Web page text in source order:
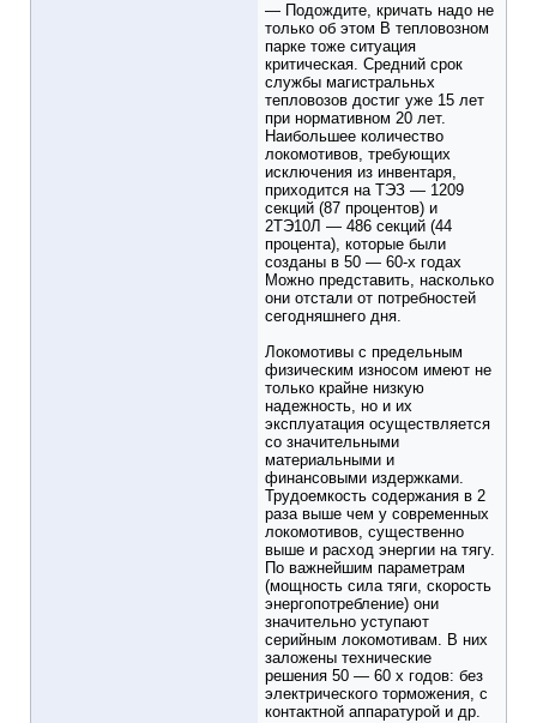
— Подождите, кричать надо не
только об этом В тепловозном
парке тоже ситуация
критическая. Средний срок
службы магистральньх
тепловозов достиг уже 15 лет
при нормативном 20 лет.
Наибольшее количество
локомотивов, требующих
исключения из инвентаря,
приходится на ТЭЗ — 1209
секций (87 процентов) и
2ТЭ10Л — 486 секций (44
процента), которые были
созданы в 50 — 60-х годах
Можно представить, насколько
они отстали от потребностей
сегодняшнего дня.
Локомотивы с предельным
физическим износом имеют не
только крайне низкую
надежность, но и их
эксплуатация осуществляется
со значительными
материальными и
финансовыми издержками.
Трудоемкость содержания в 2
раза выше чем у современных
локомотивов, существенно
выше и расход энергии на тягу.
По важнейшим параметрам
(мощность сила тяги, скорость
энергопотребление) они
значительно уступают
серийным локомотивам. В них
заложены технические
решения 50 — 60 х годов: без
электрического торможения, с
контактной аппаратурой и др.